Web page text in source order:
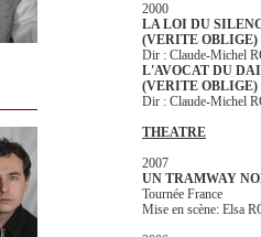
2000
LA LOI DU
(VERITE OBLIGE)
Dir : Claude-Michel
L'AVOCAT DU
(VERITE OBLIGE)
Dir : Claude-Michel
THEATRE
2007
UN TRAMWAY
Tournée France
Mise en scène: Elsa